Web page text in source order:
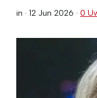
in · 12 Jun 2026 · 0